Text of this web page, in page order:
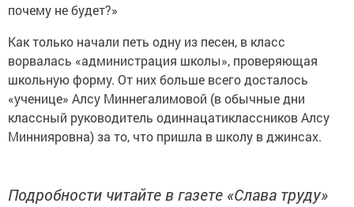
почему не будет?»
Как только начали петь одну из песен, в класс
ворвалась «администрация школы», проверяющая
школьную форму. От них больше всего досталось
«ученице» Алсу Миннегалимовой (в обычные дни
классный руководитель одиннацатиклассников Алсу
Миннияровна) за то, что пришла в школу в джинсах.
Подробности читайте в газете «Слава труду»